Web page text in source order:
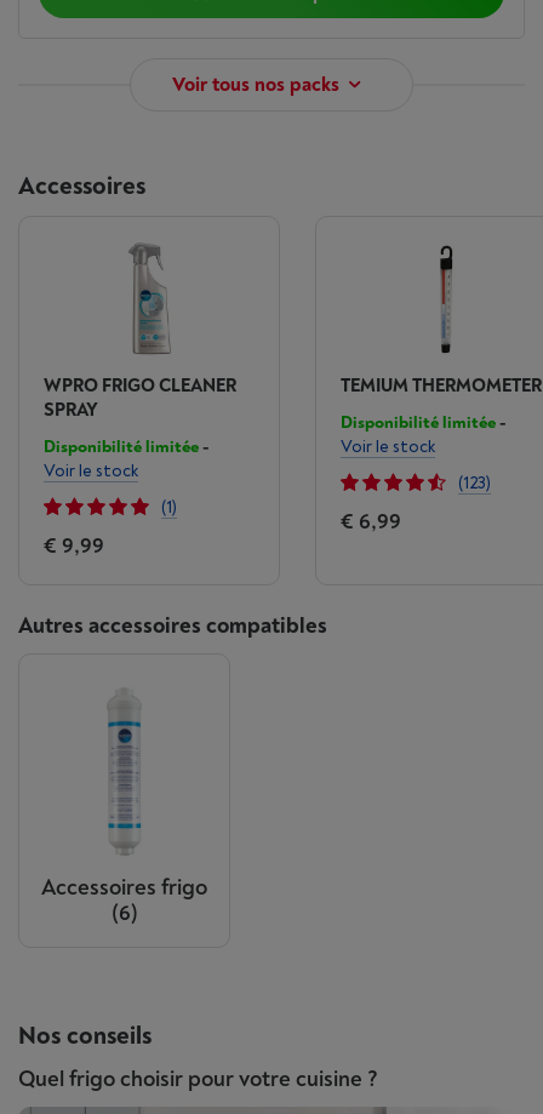
Voir tous nos packs
Accessoires
WPRO FRIGO CLEANER
SPRAY
Disponibilité limitée-
Voir le stock
(1)
€ 9,99
TEMIUM THERMOMETER
Disponibilité limitée-
Voir le stock
(123)
€ 6,99
Autres accessoires compatibles
Accessoires frigo
(6)
Nos conseils
Quel frigo choisir pour votre cuisine ?